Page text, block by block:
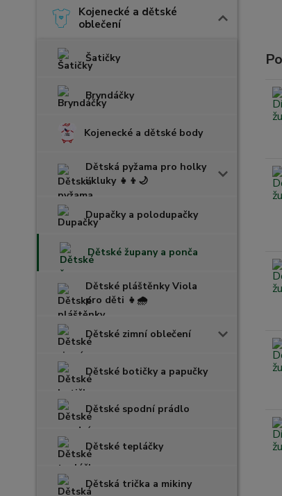
Kojenecké a dětské
oblečení
Šatičky
Bryndáčky
Kojenecké a dětské body
Dětská pyžama pro holky
i kluky 👧👦🌙
Dupačky a polodupačky
Dětské župany a ponča
Dětské pláštěnky Viola
pro děti 👧🌧️
Dětské zimní oblečení
Dětské botičky a papučky
Dětské spodní prádlo
Dětské tepláčky
Dětská trička a mikiny